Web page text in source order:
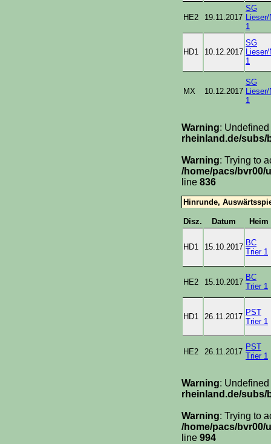
HE2 19.11.2017
SG
1
HD1 10.12.2017
SG
1
MX 10.12.2017
SG
1
Warning:
rheinland.de/subs/
Warning: Trying to
/home/pacs/bvr00/
line 836
Hinrunde,
Disz. Datum Heim
HD1 15.10.2017 BC
Trier 1
HE2 15.10.2017
BC
Trier 1
HD1 26.11.2017 PST
Trier 1
HE2 26.11.2017
PST
Trier 1
Warning:
rheinland.de/subs/
Warning: Trying to
/home/pacs/bvr00/
line 994